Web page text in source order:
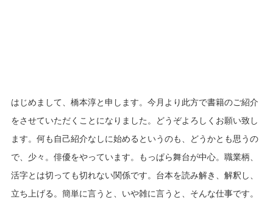
はじめまして、橋本淳と申します。今月より此方で書籍のご紹介
をさせていただくことになりました。どうぞよろしくお願い致し
ます。何も自己紹介なしに始めるというのも、どうかとも思うの
で、少々。俳優をやっています。もっぱら舞台が中心。職業柄、
活字とは切っても切れない関係です。台本を読み解き、解釈し、